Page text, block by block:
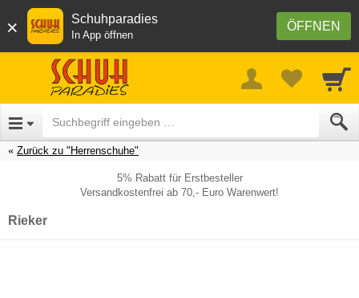
× ÖFFNEN
Schuhparadies
In App öffnen
Zurück zu "Herrenschuhe"
5% Rabatt für Erstbesteller
Versandkostenfrei ab 70,- Euro Warenwert!
Rieker